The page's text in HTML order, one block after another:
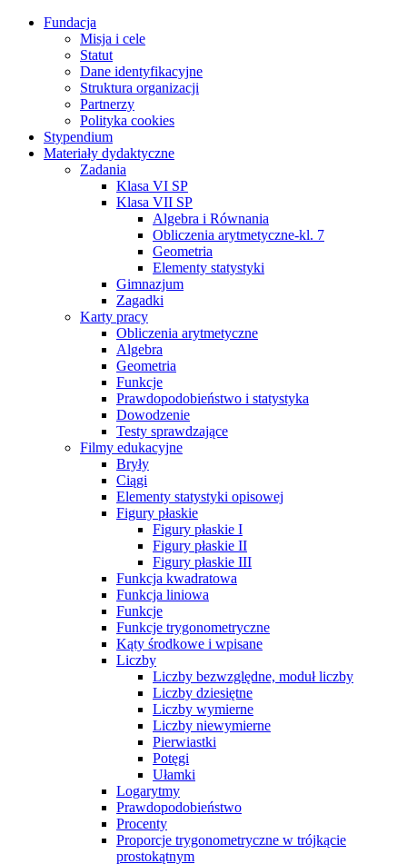
Fundacja
Misja i cele
Statut
Dane identyfikacyjne
Struktura organizacji
Partnerzy
Polityka cookies
Stypendium
Materiały dydaktyczne
Zadania
Klasa VI SP
Klasa VII SP
Algebra i Równania
Obliczenia arytmetyczne-kl. 7
Geometria
Elementy statystyki
Gimnazjum
Zagadki
Karty pracy
Obliczenia arytmetyczne
Algebra
Geometria
Funkcje
Prawdopodobieństwo i statystyka
Dowodzenie
Testy sprawdzające
Filmy edukacyjne
Bryły
Ciągi
Elementy statystyki opisowej
Figury płaskie
Figury płaskie I
Figury płaskie II
Figury płaskie III
Funkcja kwadratowa
Funkcja liniowa
Funkcje
Funkcje trygonometryczne
Kąty środkowe i wpisane
Liczby
Liczby bezwzględne, moduł liczby
Liczby dziesiętne
Liczby wymierne
Liczby niewymierne
Pierwiastki
Potęgi
Ułamki
Logarytmy
Prawdopodobieństwo
Procenty
Proporcje trygonometryczne w trójkącie
prostokątnym